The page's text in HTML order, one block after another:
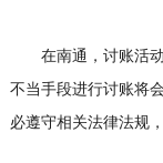
在南通，讨账活动
不当手段进行讨账将
必遵守相关法律法规